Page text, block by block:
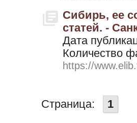
Сибирь, ее
статей. -
Дата
Количество
https://
Страница: 1